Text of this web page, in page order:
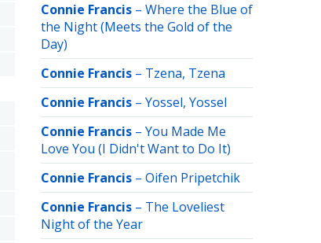
Connie Francis – Where the Blue of
the Night (Meets the Gold of the
Day)
Connie Francis – Tzena, Tzena
Connie Francis – Yossel, Yossel
Connie Francis – You Made Me
Love You (I Didn't Want to Do It)
Connie Francis – Oifen Pripetchik
Connie Francis – The Loveliest
Night of the Year